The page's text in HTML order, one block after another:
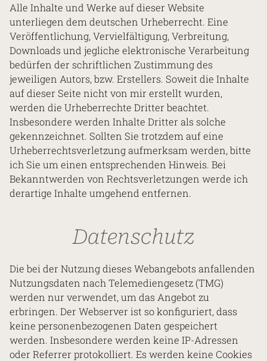
Alle Inhalte und Werke auf dieser Website
unterliegen dem deutschen Urheberrecht. Eine
Veröffentlichung, Vervielfältigung, Verbreitung,
Downloads und jegliche elektronische Verarbeitung
bedürfen der schriftlichen Zustimmung des
jeweiligen Autors, bzw. Erstellers. Soweit die Inhalte
auf dieser Seite nicht von mir erstellt wurden,
werden die Urheberrechte Dritter beachtet.
Insbesondere werden Inhalte Dritter als solche
gekennzeichnet. Sollten Sie trotzdem auf eine
Urheberrechtsverletzung aufmerksam werden, bitte
ich Sie um einen entsprechenden Hinweis. Bei
Bekanntwerden von Rechtsverletzungen werde ich
derartige Inhalte umgehend entfernen.
Datenschutz
Die bei der Nutzung dieses Webangebots anfallenden
Nutzungsdaten nach Telemediengesetz (TMG)
werden nur verwendet, um das Angebot zu
erbringen. Der Webserver ist so konfiguriert, dass
keine personenbezogenen Daten gespeichert
werden. Insbesondere werden keine IP-Adressen
oder Referrer protokolliert. Es werden keine Cookies